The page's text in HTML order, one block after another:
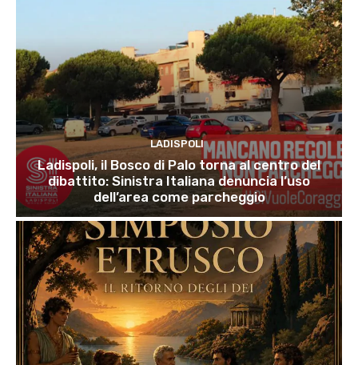
LADISPOLI
Ladispoli, il Bosco di Palo torna al centro del
dibattito: Sinistra Italiana denuncia l’uso
dell’area come parcheggio